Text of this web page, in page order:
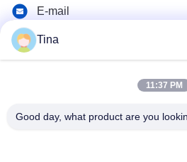
E-mail
No.780 Xinlin Road, Zhelin
Shanghai, China 201416
Tina
11:37 PM
Good day, what product are you